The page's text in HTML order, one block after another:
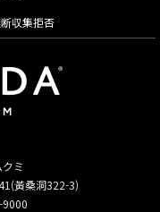
収集拒否
ミ
黃桑洞322-3)
9000